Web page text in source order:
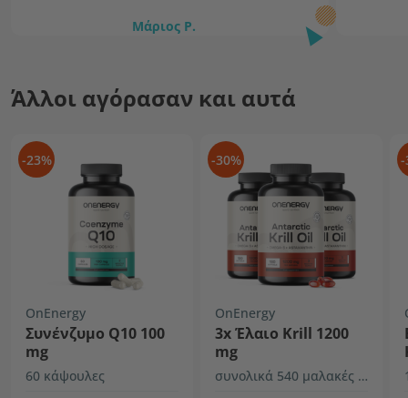
Μάριος P.
Άλλοι αγόρασαν και αυτά
-23%
OnEnergy
Συνένζυμο Q10 100
mg
60 κάψουλες
-30%
OnEnergy
3x Έλαιο Krill 1200
mg
συνολικά 540 μαλακές κάψουλες
-